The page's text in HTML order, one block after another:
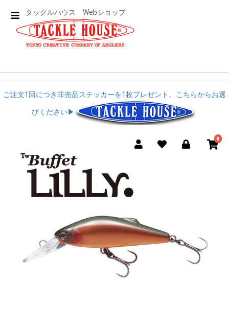
タックルハウス Webショップ
ご注文1回につき非売品ステッカーを1枚プレゼント。こちらからお選
びください▶︎︎
0